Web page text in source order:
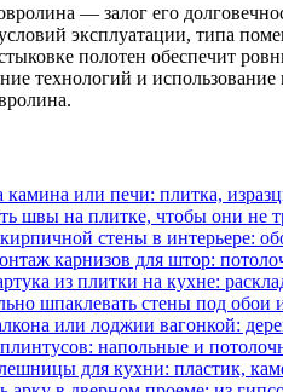
— залог его
эксплуатации, типа
полотен обеспечит
технологий и
или печи: плитка,
швы на плитке, чтобы они не
стены в интерьере:
карнизов для штор:
из плитки на кухне:
шпаклевать стены под обои
или лоджии вагонкой:
напольные и
для кухни: пластик,